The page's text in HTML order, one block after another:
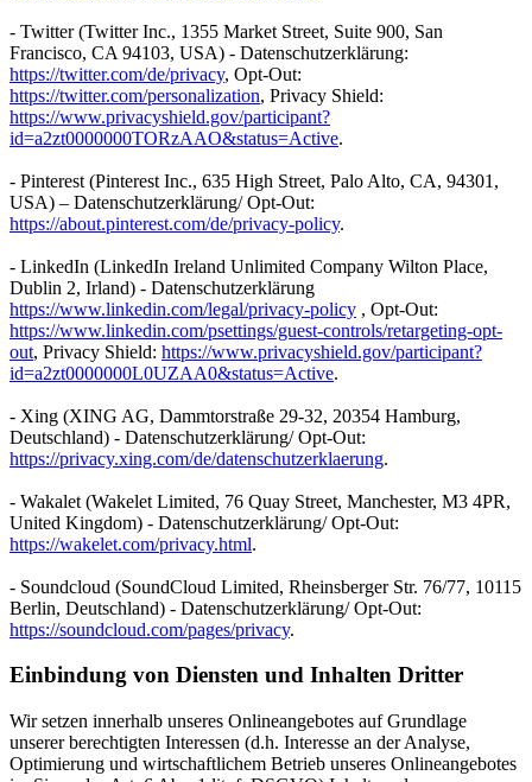
- Twitter (Twitter Inc., 1355 Market Street, Suite 900, San
Francisco, CA 94103, USA) - Datenschutzerklärung:
https://twitter.com/de/privacy, Opt-Out:
https://twitter.com/personalization, Privacy Shield:
https://www.privacyshield.gov/participant?
id=a2zt0000000TORzAAO&status=Active.
- Pinterest (Pinterest Inc., 635 High Street, Palo Alto, CA, 94301,
USA) – Datenschutzerklärung/ Opt-Out:
https://about.pinterest.com/de/privacy-policy.
- LinkedIn (LinkedIn Ireland Unlimited Company Wilton Place,
Dublin 2, Irland) - Datenschutzerklärung
https://www.linkedin.com/legal/privacy-policy , Opt-Out:
https://www.linkedin.com/psettings/guest-controls/retargeting-opt-
out, Privacy Shield: https://www.privacyshield.gov/participant?
id=a2zt0000000L0UZAA0&status=Active.
- Xing (XING AG, Dammtorstraße 29-32, 20354 Hamburg,
Deutschland) - Datenschutzerklärung/ Opt-Out:
https://privacy.xing.com/de/datenschutzerklaerung.
- Wakalet (Wakelet Limited, 76 Quay Street, Manchester, M3 4PR,
United Kingdom) - Datenschutzerklärung/ Opt-Out:
https://wakelet.com/privacy.html.
- Soundcloud (SoundCloud Limited, Rheinsberger Str. 76/77, 10115
Berlin, Deutschland) - Datenschutzerklärung/ Opt-Out:
https://soundcloud.com/pages/privacy.
Einbindung von Diensten und Inhalten Dritter
Wir setzen innerhalb unseres Onlineangebotes auf Grundlage
unserer berechtigten Interessen (d.h. Interesse an der Analyse,
Optimierung und wirtschaftlichem Betrieb unseres Onlineangebotes